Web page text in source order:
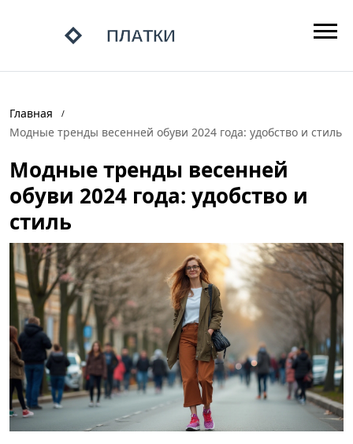
Главная
Модные тренды весенней обуви 2024 года: удобство и стиль
Модные тренды весенней
обуви 2024 года: удобство и
стиль